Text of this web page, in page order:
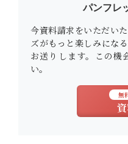
パンフレ
今資料請求をいただい
ズがもっと楽しみにな
お送りします。この機
い。
無